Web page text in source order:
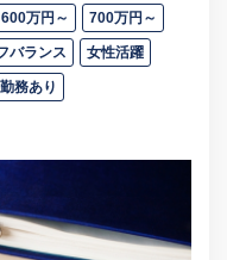
600万円～ 700万円～
バランス 女性活躍
務あり